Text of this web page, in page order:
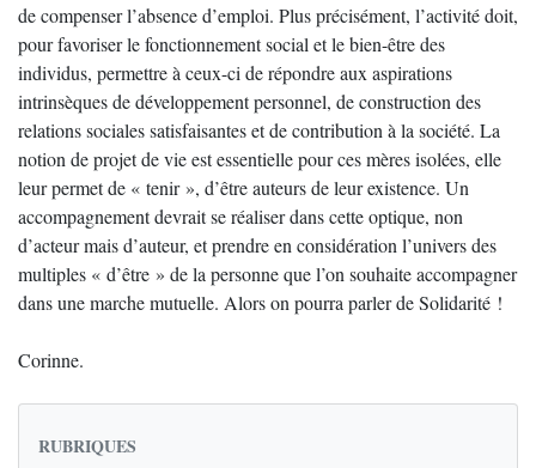
de compenser l’absence d’emploi. Plus précisément, l’activité doit,
pour favoriser le fonctionnement social et le bien-être des
individus, permettre à ceux-ci de répondre aux aspirations
intrinsèques de développement personnel, de construction des
relations sociales satisfaisantes et de contribution à la société. La
notion de projet de vie est essentielle pour ces mères isolées, elle
leur permet de « tenir », d’être auteurs de leur existence. Un
accompagnement devrait se réaliser dans cette optique, non
d’acteur mais d’auteur, et prendre en considération l’univers des
multiples « d’être » de la personne que l’on souhaite accompagner
dans une marche mutuelle. Alors on pourra parler de Solidarité !
Corinne.
RUBRIQUES